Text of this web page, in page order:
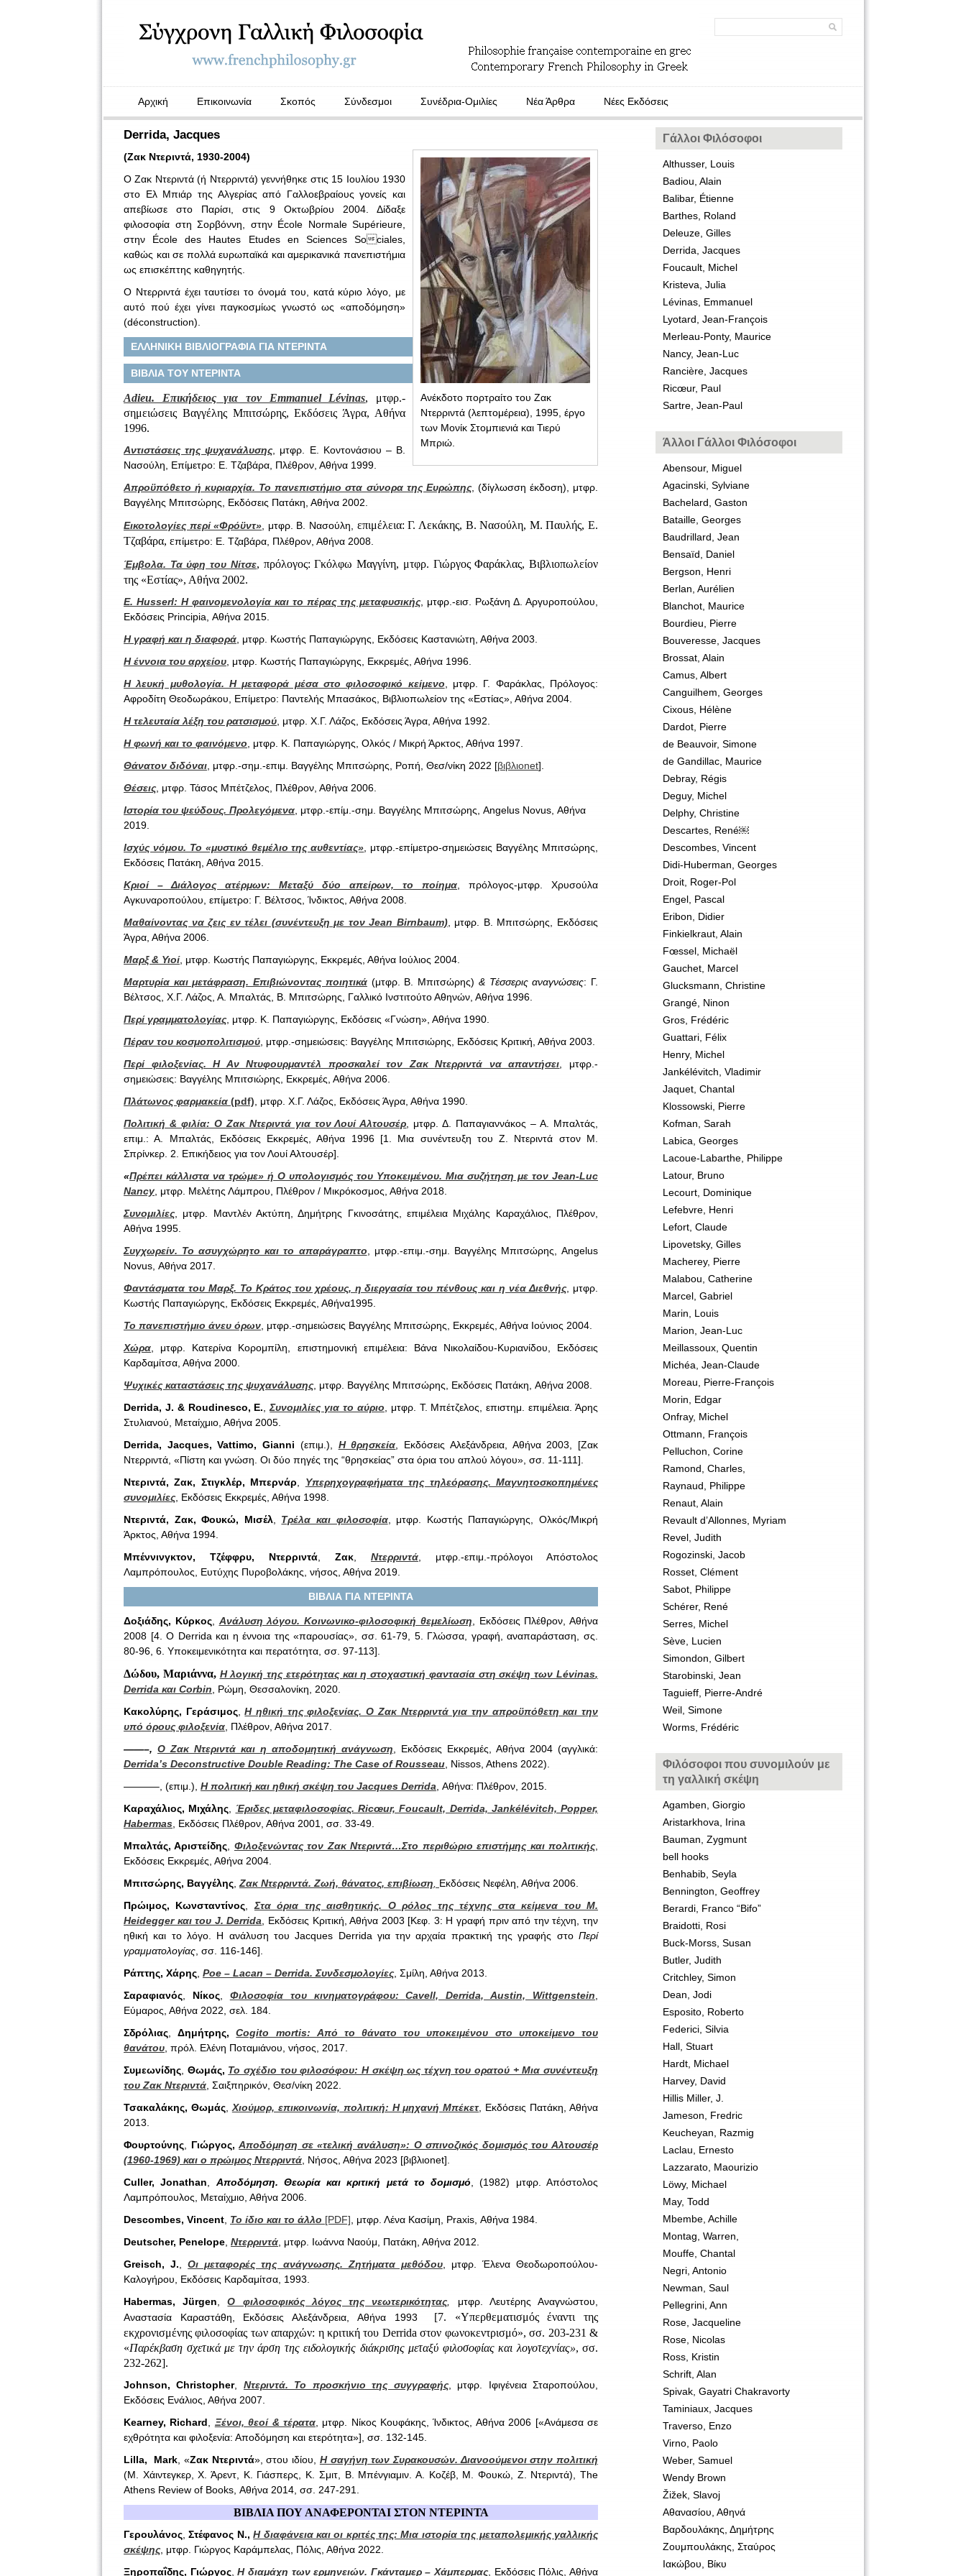
Αρχική Επικοινωνία Σκοπός Σύνδεσμοι Συνέδρια-Ομιλίες Νέα Άρθρα Νέες Εκδόσεις
Derrida, Jacques
Ανέκδοτο πορτραίτο του Ζακ
Ντερριντά (λεπτομέρεια), 1995, έργο
των Μονίκ Στομπιενιά και Τιερύ
Μπριώ.
(Ζακ Ντεριντά, 1930-2004)
Ο Ζακ Ντεριντά (ή Ντερριντά) γεννήθηκε στις 15 Ιουλίου 1930
στο Ελ Μπιάρ της Αλγερίας από Γαλλοεβραίους γονείς και
απεβίωσε στο Παρίσι, στις 9 Οκτωβρίου 2004. Δίδαξε
φιλοσοφία στη Σορβόννη, στην École Normale Supérieure,
στην École des Hautes Etudes en Sciences Sociales,
καθώς και σε πολλά ευρωπαϊκά και αμερικανικά πανεπιστήμια
ως επισκέπτης καθηγητής.
Ο Ντερριντά έχει ταυτίσει το όνομά του, κατά κύριο λόγο, με
αυτό πού έχει γίνει παγκοσμίως γνωστό ως «αποδόμηση»
(déconstruction).
ΕΛΛΗΝΙΚΗ ΒΙΒΛΙΟΓΡΑΦΙΑ ΓΙΑ ΝΤΕΡΙΝΤΑ
ΒΙΒΛΙΑ ΤΟΥ ΝΤΕΡΙΝΤΑ
Adieu. Επικήδειος για τον Emmanuel Lévinas, μτφρ.-
σημειώσεις Βαγγέλης Μπιτσώρης, Εκδόσεις Άγρα, Αθήνα
1996.
Αντιστάσεις της ψυχανάλυσης , μτφρ. E. Κοντονάσιου – Β.
Νασούλη, Επίμετρο: Ε. Τζαβάρα, Πλέθρον, Αθήνα 1999.
Απροϋπόθετο ή κυριαρχία. Το πανεπιστήμιο στα σύνορα της Ευρώπης, (δίγλωσση έκδοση), μτφρ.
Βαγγέλης Μπιτσώρης, Εκδόσεις Πατάκη, Αθήνα 2002.
Εικοτολογίες περί «Φρόϋντ» , μτφρ. Β. Νασούλη, επιμέλεια: Γ. Λεκάκης, Β. Νασούλη, Μ. Παυλής, Ε.
Τζαβάρα, επίμετρο: Ε. Τζαβάρα, Πλέθρον, Αθήνα 2008.
Έμβολα. Τα ύφη του Νίτσε, πρόλογος: Γκόλφω Μαγγίνη, μτφρ. Γιώργος Φαράκλας, Βιβλιοπωλείον
της «Εστίας», Αθήνα 2002.
Ε. Husserl: Η φαινομενολογία και το πέρας της μεταφυσικής , μτφρ.-εισ. Ρωξάνη Δ. Αργυροπούλου,
Εκδόσεις Principia, Αθήνα 2015.
Η γραφή και η διαφορά , μτφρ. Κωστής Παπαγιώργης, Εκδόσεις Καστανιώτη, Αθήνα 2003.
Η έννοια του αρχείου , μτφρ. Κωστής Παπαγιώργης, Εκκρεμές, Αθήνα 1996.
Η λευκή μυθολογία. Η μεταφορά μέσα στο φιλοσοφικό κείμενο , μτφρ. Γ. Φαράκλας, Πρόλογος:
Αφροδίτη Θεοδωράκου, Επίμετρο: Παντελής Μπασάκος, Βιβλιοπωλείον της «Εστίας», Αθήνα 2004.
Η τελευταία λέξη του ρατσισμού , μτφρ. Χ.Γ. Λάζος, Εκδόσεις Άγρα, Αθήνα 1992.
Η φωνή και το φαινόμενο , μτφρ. Κ. Παπαγιώργης, Ολκός / Μικρή Άρκτος, Αθήνα 1997.
Θάνατον διδόναι , μτφρ.-σημ.-επιμ. Βαγγέλης Μπιτσώρης, Ροπή, Θεσ/νίκη 2022 [βιβλιοnet].
Θέσεις , μτφρ. Τάσος Μπέτζελος, Πλέθρον, Αθήνα 2006.
Ιστορία του ψεύδους. Προλεγόμενα , μτφρ.-επίμ.-σημ. Βαγγέλης Μπιτσώρης, Angelus Novus, Αθήνα
2019.
Ισχύς νόμου. Το «μυστικό θεμέλιο της αυθεντίας» , μτφρ.-επίμετρο-σημειώσεις Βαγγέλης Μπιτσώρης,
Εκδόσεις Πατάκη, Αθήνα 2015.
Κριοί – Διάλογος ατέρμων: Μεταξύ δύο απείρων, το ποίημα , πρόλογος-μτφρ. Χρυσούλα
Αγκυναροπούλου, επίμετρο: Γ. Βέλτσος, Ίνδικτος, Αθήνα 2008.
Μαθαίνοντας να ζεις εν τέλει (συνέντευξη με τον Jean Birnbaum), μτφρ. Β. Μπιτσώρης, Εκδόσεις
Άγρα, Αθήνα 2006.
Μαρξ & Υιοί, μτφρ. Κωστής Παπαγιώργης, Εκκρεμές, Αθήνα Ιούλιος 2004.
Μαρτυρία και μετάφραση. Επιβιώνοντας ποιητικά (μτφρ. Β. Μπιτσώρης) & Τέσσερις αναγνώσεις: Γ.
Βέλτσος, Χ.Γ. Λάζος, Α. Μπαλτάς, Β. Μπιτσώρης, Γαλλικό Ινστιτούτο Αθηνών, Αθήνα 1996.
Περί γραμματολογίας , μτφρ. Κ. Παπαγιώργης, Εκδόσεις «Γνώση», Αθήνα 1990.
Πέραν του κοσμοπολιτισμού , μτφρ.-σημειώσεις: Βαγγέλης Μπιτσιώρης, Εκδόσεις Κριτική, Αθήνα 2003.
Περί φιλοξενίας. Η Αν Ντυφουρμαντέλ προσκαλεί τον Ζακ Ντερριντά να απαντήσει , μτφρ.-
σημειώσεις: Βαγγέλης Μπιτσιώρης, Εκκρεμές, Αθήνα 2006.
Πλάτωνος φαρμακεία (pdf) , μτφρ. Χ.Γ. Λάζος, Εκδόσεις Άγρα, Αθήνα 1990.
Πολιτική & φιλία: Ο Ζακ Ντεριντά για τον Λουί Αλτουσέρ , μτφρ. Δ. Παπαγιαννάκος – Α. Μπαλτάς,
επιμ.: Α. Μπαλτάς, Εκδόσεις Εκκρεμές, Αθήνα 1996 [1. Μια συνέντευξη του Ζ. Ντεριντά στον Μ.
Σπρίνκερ. 2. Επικήδειος για τον Λουί Αλτουσέρ].
«Πρέπει κάλλιστα να τρώμε» ή Ο υπολογισμός του Υποκειμένου. Μια συζήτηση με τον Jean-Luc
Nancy , μτφρ. Μελέτης Λάμπρου, Πλέθρον / Μικρόκοσμος, Αθήνα 2018.
Συνομιλίες , μτφρ. Μαντλέν Ακτύπη, Δημήτρης Γκινοσάτης, επιμέλεια Μιχάλης Καραχάλιος, Πλέθρον,
Αθήνα 1995.
Συγχωρείν. Το ασυγχώρητο και το απαράγραπτο , μτφρ.-επιμ.-σημ. Βαγγέλης Μπιτσώρης, Angelus
Novus, Αθήνα 2017.
Φαντάσματα του Μαρξ. Το Κράτος του χρέους, η διεργασία του πένθους και η νέα Διεθνής , μτφρ.
Κωστής Παπαγιώργης, Εκδόσεις Εκκρεμές, Αθήνα1995.
Το πανεπιστήμιο άνευ όρων , μτφρ.-σημειώσεις Βαγγέλης Μπιτσώρης, Εκκρεμές, Αθήνα Ιούνιος 2004.
Χώρα , μτφρ. Κατερίνα Κορομπίλη, επιστημονική επιμέλεια: Βάνα Νικολαίδου-Κυριανίδου, Εκδόσεις
Καρδαμίτσα, Αθήνα 2000.
Ψυχικές καταστάσεις της ψυχανάλυσης , μτφρ. Βαγγέλης Μπιτσώρης, Εκδόσεις Πατάκη, Αθήνα 2008.
Derrida, J. & Roudinesco, E. ,Συνομιλίες για το αύριο , μτφρ. Τ. Μπέτζελος, επιστημ. επιμέλεια. Άρης
Στυλιανού, Μεταίχμιο, Αθήνα 2005.
Derrida, Jacques, Vattimo, Gianni (επιμ.), Η θρησκεία , Εκδόσεις Αλεξάνδρεια, Αθήνα 2003, [Ζακ
Ντερριντά, «Πίστη και γνώση. Οι δύο πηγές της “θρησκείας” στα όρια του απλού λόγου», σσ. 11-111].
Ντεριντά, Ζακ, Στιγκλέρ, Μπερνάρ
Υπερηχογραφήματα της τηλεόρασης. Μαγνητοσκοπημένες
συνομιλίες , Εκδόσεις Εκκρεμές, Αθήνα 1998.
Ντεριντά, Ζακ, Φουκώ, Μισέλ
Τρέλα και φιλοσοφία, μτφρ. Κωστής Παπαγιώργης, Ολκός/Μικρή
Άρκτος, Αθήνα 1994.
Μπέννινγκτον, Τζέφφρυ, Ντερριντά
Ζακ Ντερριντά , μτφρ.-επιμ.-πρόλογοι Απόστολος
Λαμπρόπουλος, Ευτύχης Πυροβολάκης, νήσος, Αθήνα 2019.
ΒΙΒΛΙΑ ΓΙΑ ΝΤΕΡΙΝΤΑ
Δοξιάδης, Κύρκος, Ανάλυση λόγου. Κοινωνικο-φιλοσοφική θεμελίωση , Εκδόσεις Πλέθρον, Αθήνα
2008 [4. Ο Derrida και η έννοια της «παρουσίας», σσ. 61-79, 5. Γλώσσα, γραφή, αναπαράσταση, σς.
80-96, 6. Υποκειμενικότητα και περατότητα, σσ. 97-113].
Δώδου, Μαριάννα, Η λογική της ετερότητας και η στοχαστική φαντασία στη σκέψη τωνLévinas,
Derrida και Corbin , Ρώμη, Θεσσαλονίκη, 2020.
Κακολύρης, Γεράσιμος,Η ηθική της φιλοξενίας. Ο Ζακ Ντερριντά για την απροϋπόθετη και την
υπό όρους φιλοξενία , Πλέθρον, Αθήνα 2017.
——–, Ο Ζακ Ντεριντά και η αποδομητική ανάγνωση , Εκδόσεις Εκκρεμές, Αθήνα 2004 (αγγλικά:
Derrida’s Deconstructive Double Reading: The Case of Rousseau , Nissos, Athens 2022).
———–, (επιμ.), Η πολιτική και ηθική σκέψη του Jacques Derrida , Αθήνα: Πλέθρον, 2015.
Καραχάλιος, Μιχάλης
Έριδες μεταφιλοσοφίας. Ricœur, Foucault, Derrida, Jankélévitch, Popper,
Habermas , Εκδόσεις Πλέθρον, Αθήνα 2001, σσ. 33-49.
Μπαλτάς, Αριστείδης
Φιλοξενώντας τον Ζακ Ντεριντά…Στο περιθώριο επιστήμης και πολιτικής
Εκδόσεις Εκκρεμές, Αθήνα 2004.
Μπιτσώρης, Βαγγέλης Ζακ Ντερριντά. Ζωή, θάνατος, επιβίωση
Εκδόσεις Νεφέλη, Αθήνα 2006.
Πρώιμος, Κωνσταντίνος
Στα όρια της αισθητικής. Ο ρόλος της τέχνης στα κείμενα του M.
Heidegger και του J. Derrida , Εκδόσεις Κριτική, Αθήνα 2003 [Κεφ. 3: Η γραφή πριν από την τέχνη, την
ηθική και το λόγο. Η ανάλυση του Jacques Derrida για την αρχαία πρακτική της γραφής στοΠερί
γραμματολογίας , σσ. 116-146].
Ράπτης, Χάρης Poe – Lacan – Derrida. Συνδεσμολογίες , Σμίλη, Αθήνα 2013.
Σαραφιανός
Νίκος, Φιλοσοφία του κινηματογράφου:Cavell, Derrida, Austin, Wittgenstein
Εύμαρος, Αθήνα 2022, σελ. 184.
Σδρόλιας ,Δημήτρης,Cogito mortis: Από το θάνατο του υποκειμένου στο υποκείμενο του
θανάτου , πρόλ. Ελένη Ποταμιάνου, νήσος, 2017.
Συμεωνίδης Θωμάς, Το σχέδιο του φιλοσόφου: Η σκέψη ως τέχνη του ορατού + Μια συνέντευξη
του Ζακ Ντεριντά , Σαιξπηρικόν, Θεσ/νίκη 2022.
Τσακαλάκης, Θωμάς, Χιούμορ, επικοινωνία, πολιτική: Η μηχανή Μπέκετ, Εκδόσεις Πατάκη, Αθήνα
2013.
Φουρτούνης
Γιώργος,Αποδόμηση σε «τελική ανάλυση»: Ο σπινοζικός δομισμός του Αλτουσέρ
(1960-1969) και ο πρώιμος Ντερριντά , Νήσος, Αθήνα 2023 [βιβλιοnet].
Culler, Jonathan
Αποδόμηση. Θεωρία και κριτική μετά το δομισμό , (1982) μτφρ. Απόστολος
Λαμπρόπουλος, Μεταίχμιο, Αθήνα 2006.
Descombes, Vincent Το ίδιο και το άλλο [PDF] , μτφρ. Λένα Κασίμη, Praxis, Αθήνα 1984.
Deutscher, Penelope Ντερριντά , μτφρ. Ιωάννα Ναούμ, Πατάκη, Αθήνα 2012.
Greisch, J. ,Οι μεταφορές της ανάγνωσης. Ζητήματα μεθόδου, μτφρ. Έλενα Θεοδωροπούλου-
Καλογήρου, Εκδόσεις Καρδαμίτσα, 1993.
Habermas,Jürgen ,Ο φιλοσοφικός λόγος της νεωτερικότητας
μτφρ. Λευτέρης Αναγνώστου,
Αναστασία Καραστάθη, Εκδόσεις Αλεξάνδρεια, Αθήνα 1993 [7. «Υπερθεματισμός έναντι της
εκχρονισμένης φιλοσοφίας των απαρχών: η κριτική του Derrida στον φωνοκεντρισμό», σσ. 203-231 &
«Παρέκβαση σχετικά με την άρση της ειδολογικής διάκρισης μεταξύ φιλοσοφίας και λογοτεχνίας», σσ.
232-262].
Johnson, Christopher, Ντεριντά. Το προσκήνιο της συγγραφής, μτφρ. Ιφιγένεια Σταροπούλου,
Εκδόσεις Ενάλιος, Αθήνα 2007.
Kearney, Richard
Ξένοι, θεοί & τέρατα, μτφρ. Νίκος Κουφάκης, Ίνδικτος, Αθήνα 2006 [«Ανάμεσα σε
εχθρότητα και φιλοξενία: Αποδόμηση και ετερότητα»], σσ. 132-145.
Lilla, Mark , «Ζακ Ντεριντά», στου ιδίου, Η σαγήνη των Συρακουσών. Διανοούμενοι στην πολιτική
(Μ. Χάιντεγκερ, Χ. Άρεντ, Κ. Γιάσπερς, Κ. Σμιτ, Β. Μπένγιαμιν. Α. Κοζέβ, Μ. Φουκώ, Ζ. Ντεριντά), The
Athens Review of Books, Αθήνα 2014, σσ. 247-291.
ΒΙΒΛΙΑ ΠΟΥ ΑΝΑΦΕΡΟΝΤΑΙ ΣΤΟΝ ΝΤΕΡΙΝΤΑ
Γερουλάνος ,Στέφανος Ν.,Η διαφάνεια και οι κριτές της: Μια ιστορία της μεταπολεμικής γαλλικής
σκέψης , μτφρ. Γιώργος Καράμπελας, Πόλις, Αθήνα 2022.
Ξηροπαΐδης, Γιώργος, Η διαμάχη των ερμηνειών. Γκάνταμερ – Χάμπερμας , Εκδόσεις Πόλις, Αθήνα
Γάλλοι Φιλόσοφοι
Althusser, Louis
Badiou, Alain
Balibar, Étienne
Barthes, Roland
Deleuze, Gilles
Derrida, Jacques
Foucault, Michel
Kristeva, Julia
Lévinas, Emmanuel
Lyotard, Jean-François
Merleau-Ponty, Maurice
Nancy, Jean-Luc
Rancière, Jacques
Ricœur, Paul
Sartre, Jean-Paul
Άλλοι Γάλλοι Φιλόσοφοι
Abensour, Miguel
Agacinski, Sylviane
Bachelard, Gaston
Bataille, Georges
Baudrillard, Jean
Bensaïd, Daniel
Bergson, Henri
Berlan, Aurélien
Blanchot, Maurice
Bourdieu, Pierre
Bouveresse, Jacques
Brossat, Alain
Camus, Albert
Canguilhem, Georges
Cixous, Hélène
Dardot, Pierre
de Beauvoir, Simone
de Gandillac, Maurice
Debray, Régis
Deguy, Michel
Delphy, Christine
Descartes, René￼
Descombes, Vincent
Didi-Huberman, Georges
Droit, Roger-Pol
Engel, Pascal
Eribon, Didier
Finkielkraut, Alain
Fœssel, Michaël
Gauchet, Marcel
Glucksmann, Christine
Grangé, Ninon
Gros, Frédéric
Guattari, Félix
Henry, Michel
Jankélévitch, Vladimir
Jaquet, Chantal
Klossowski, Pierre
Kofman, Sarah
Labica, Georges
Lacoue-Labarthe, Philippe
Latour, Bruno
Lecourt, Dominique
Lefebvre, Henri
Lefort, Claude
Lipovetsky, Gilles
Macherey, Pierre
Malabou, Catherine
Marcel, Gabriel
Marin, Louis
Marion, Jean-Luc
Meillassoux, Quentin
Michéa, Jean-Claude
Moreau, Pierre-François
Morin, Edgar
Onfray, Michel
Ottmann, François
Pelluchon, Corine
Ramond, Charles,
Raynaud, Philippe
Renaut, Alain
Revault d’Allonnes, Myriam
Revel, Judith
Rogozinski, Jacob
Rosset, Clément
Sabot, Philippe
Schérer, René
Serres, Michel
Sève, Lucien
Simondon, Gilbert
Starobinski, Jean
Taguieff, Pierre-André
Weil, Simone
Worms, Frédéric
Φιλόσοφοι που συνομιλούν με
τη γαλλική σκέψη
Agamben, Giorgio
Aristarkhova, Irina
Bauman, Zygmunt
bell hooks
Benhabib, Seyla
Bennington, Geoffrey
Berardi, Franco “Bifo”
Braidotti, Rosi
Buck-Morss, Susan
Butler, Judith
Critchley, Simon
Dean, Jodi
Esposito, Roberto
Federici, Silvia
Hall, Stuart
Hardt, Michael
Harvey, David
Hillis Miller, J.
Jameson, Fredric
Keucheyan, Razmig
Laclau, Ernesto
Lazzarato, Maourizio
Löwy, Michael
May, Todd
Mbembe, Achille
Montag, Warren,
Mouffe, Chantal
Negri, Antonio
Newman, Saul
Pellegrini, Ann
Rose, Jacqueline
Rose, Nicolas
Ross, Kristin
Schrift, Alan
Spivak, Gayatri Chakravorty
Taminiaux, Jacques
Traverso, Enzo
Virno, Paolo
Weber, Samuel
Wendy Brown
Žižek, Slavoj
Αθανασίου, Αθηνά
Βαρδουλάκης, Δημήτρης
Ζουμπουλάκης, Σταύρος
Ιακώβου, Βίκυ